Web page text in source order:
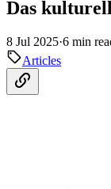
Das
8 Jul 2025·6 min
Articles